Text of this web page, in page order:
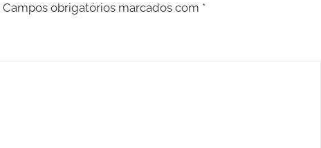
Campos obrigatórios marcados com *